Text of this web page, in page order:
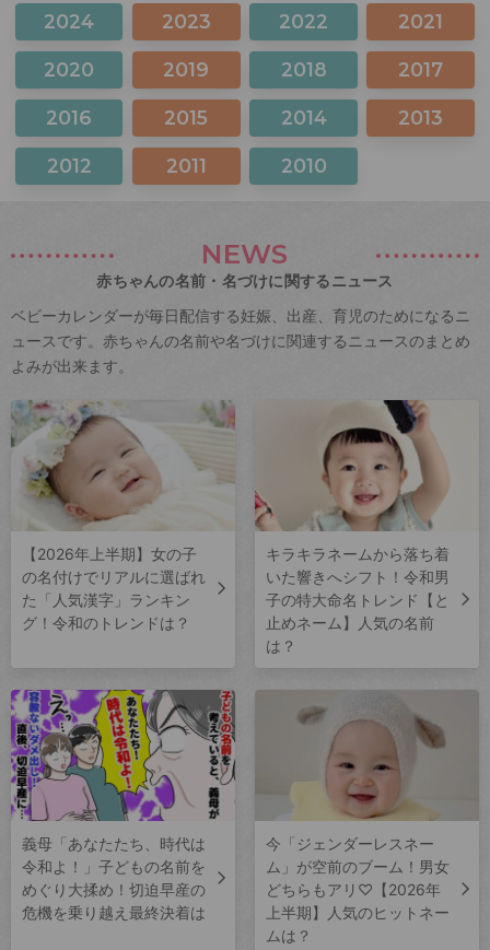
2024 2023 2022 2021
2020 2019 2018 2017
2016 2015 2014 2013
2012 2011 2010
NEWS
赤ちゃんの名前・名づけに関するニュース
ベビーカレンダーが毎日配信する妊娠、出産、育児のためになるニ
ュースです。赤ちゃんの名前や名づけに関連するニュースのまとめ
よみが出来ます。
【2026年上半期】女の子
の名付けでリアルに選ばれ
た「人気漢字」ランキン
グ！令和のトレンドは？
キラキラネームから落ち着
いた響きへシフト！令和男
子の特大命名トレンド【と
止めネーム】人気の名前
は？
義母「あなたたち、時代は
令和よ！」子どもの名前を
めぐり大揉め！切迫早産の
危機を乗り越え最終決着は
今「ジェンダーレスネー
ム」が空前のブーム！男女
どちらもアリ♡【2026年
上半期】人気のヒットネー
ムは？